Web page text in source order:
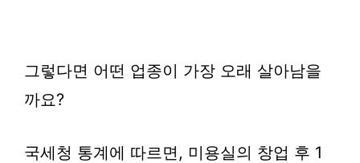
그렇다면 어떤 업종이 가장 오래 살아남을
까요?
국세청 통계에 따르면, 미용실의 창업 후 1